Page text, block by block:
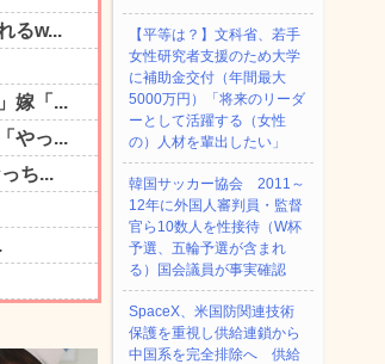
【平等は？】文科省、若手
女性研究者支援のため大学
に補助金交付（年間最大
5000万円）「将来のリーダ
ーとして活躍する（女性
の）人材を輩出したい」
韓国サッカー協会 2011～
12年に外国人審判員・監督
官ら10数人を性接待（W杯
予選、五輪予選が含まれ
る）国会議員が事実確認
SpaceX、米国防関連技術
保護を重視し供給連鎖から
中国系を完全排除へ 供給